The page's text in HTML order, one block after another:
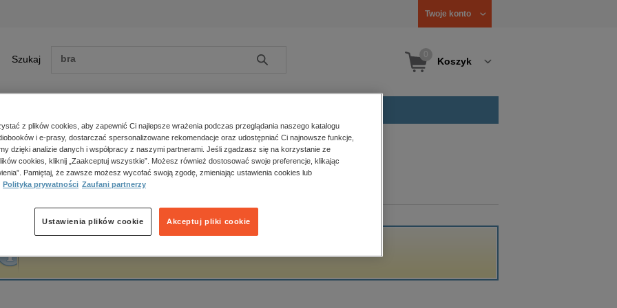
Twoje konto
Szukaj Szukaj Koszyk
Zobacz wszystkie E-prasa
polityka, społeczno-informacyjne
psychologiczne
popularno-naukowe
historia
główna Marek Bednarski
Bednarski
z plików cookies, aby zapewnić Ci najlepsze wrażenia podczas przeglądania naszego katalogu
i e-prasy, dostarczać spersonalizowane rekomendacje oraz udostępniać Ci najnowsze funkcje,
dzięki analizie danych i współpracy z naszymi partnerami. Jeśli zgadzasz się na korzystanie ze
cookies, kliknij „Zaakceptuj wszystkie”. Możesz również dostosować swoje preferencje, klikając
Pamiętaj, że zawsze możesz wycofać swoją zgodę, zmieniając ustawienia cookies lub
Polityka prywatności Zaufani partnerzy
Akceptuj pliki cookie
Ustawienia plików cookie